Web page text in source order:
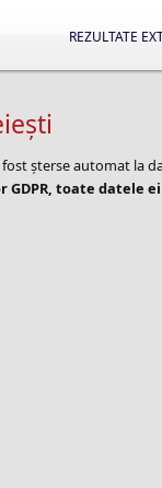
REZULTATE
șterse automat la
toate datele